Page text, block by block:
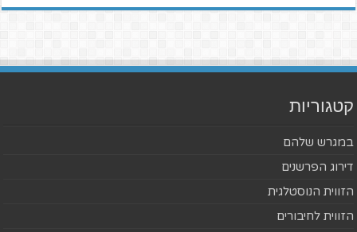
קטגוריות
במגרש שלהם
דירוג הפרשנים
הזווית הנוסטלגית
הזווית לחיבורים